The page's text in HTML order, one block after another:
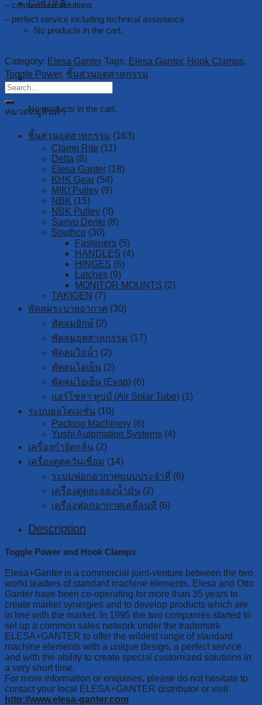
Cart /0฿
No products in the cart.
Cart
No products in the cart.
– customised solutions
– perfect service including technical assistance
Category: Elesa Ganter Tags: Elesa Ganter, Hook Clamps,
Toggle Power, ชิ้นส่วนอุตสาหกรรม
หมวดหมู่สินค้า
ชิ้นส่วนอุตสาหกรรม (163)
Clamp Rite (11)
Delta (8)
Elesa Ganter (18)
KHK Gear (54)
MIKI Pulley (9)
NBK (15)
NBK Pulley (3)
Sanyo Denki (8)
Southco (30)
Fasteners (5)
HANDLES (4)
HINGES (6)
Latches (9)
MONITOR MOUNTS (2)
TAKIGEN (7)
พัดลมระบายอากาศ (30)
พัดลมยักษ์ (2)
พัดลมอุตสาหกรรม (17)
พัดลมไอน้ำ (2)
พัดลมไอเย็น (2)
พัดลมไอเย็น (Evap) (6)
แอร์โซล่า ทูบป์ (Air Solar Tube) (1)
ระบบออโตเมชั่น (10)
Packing Machinery (6)
Yushi Automation Systems (4)
เครื่องกำจัดกลิ่น (2)
เครื่องดูดควันเชื่อม (14)
ระบบฟอกอากาศแบบประจำที่ (6)
เครื่องดูดละอองน้ำมัน (2)
เครื่องฟอกอากาศเคลื่อนที่ (6)
Description
Toggle Power and Hook Clamps
Elesa+Ganter is a commercial joint-venture between the two
world leaders of standard machine elements. Elesa and Otto
Ganter have been co-operating for more than 35 years to
create market synergies and to develop products which are
in line with the market. In 1995 the two companies started to
set up a common sales network under the trademark
ELESA+GANTER to offer the wildest range of standard
machine elements with a unique design, a perfect service
and with the ability to create special customized solutions in
a very short time.
For more information or enquiries, please do not hesitate to
contact your local ELESA+GANTER distributor or visit
http://www.elesa-ganter.com